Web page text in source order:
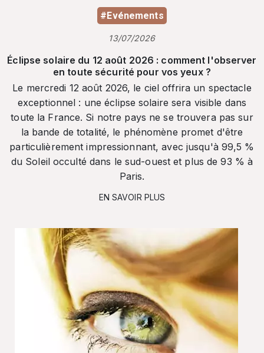
#Evénements
13/07/2026
Éclipse solaire du 12 août 2026 : comment l'observer
en toute sécurité pour vos yeux ?
Le mercredi 12 août 2026, le ciel offrira un spectacle
exceptionnel : une éclipse solaire sera visible dans
toute la France. Si notre pays ne se trouvera pas sur
la bande de totalité, le phénomène promet d'être
particulièrement impressionnant, avec jusqu'à 99,5 %
du Soleil occulté dans le sud-ouest et plus de 93 % à
Paris.
EN SAVOIR PLUS